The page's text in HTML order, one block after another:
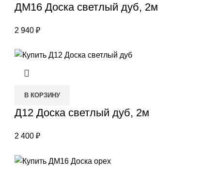
ДМ16 Доска светлый дуб, 2м
2 940 ₽
В КОРЗИНУ
Д12 Доска светлый дуб, 2м
2 400 ₽